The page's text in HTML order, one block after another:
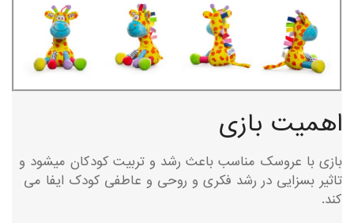
اهمیت بازی
بازی با عروسک مناسب باعث رشد و تربیت کودکان میشود و
تاثیر بسزایی در رشد فکری و روحی و عاطفی کودک ایفا می
کند.